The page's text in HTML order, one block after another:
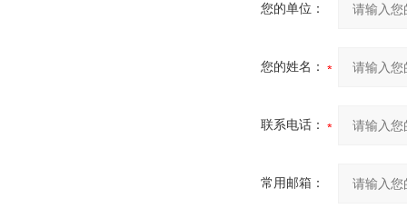
您的单位：
您的姓名：
联系电话：
常用邮箱：